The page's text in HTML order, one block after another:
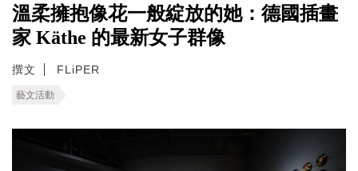
溫柔擁抱像花一般綻放的她：德國插畫
家 Käthe 的最新女子群像
撰文 FLiPER
藝文活動